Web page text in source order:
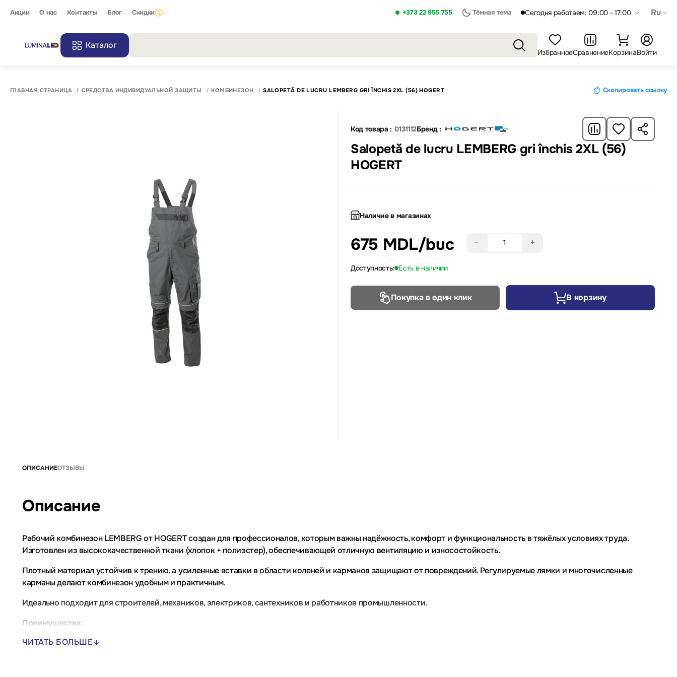
Акции О нас Контакты Блог Скидки +373 22 955 755 Тёмная тема Сегодня работаем: 09:00 - 17:00 Ru
Каталог
ИзбранноеСравнениеКорзинаВойти
ГЛАВНАЯ СТРАНИЦА СРЕДСТВА ИНДИВИДУАЛЬНОЙ ЗАЩИТЫ КОМБИНЕЗОН SALOPETĂ DE LUCRU LEMBERG GRI ÎNCHIS 2XL (56) HOGERT Скопировать ссылку
Код товара : 0131112Бренд :
Salopetă de lucru LEMBERG gri închis 2XL (56)
HOGERT
Наличие в магазинах
675 MDL/buc − +
Доступность: Есть в наличии
Покупка в один клик В корзину
ОПИСАНИЕОТЗЫВЫ
Описание
Рабочий комбинезон LEMBERG от HOGERT создан для профессионалов, которым важны надёжность, комфорт и функциональность в тяжёлых условиях труда.
Изготовлен из высококачественной ткани (хлопок + полиэстер), обеспечивающей отличную вентиляцию и износостойкость.
Плотный материал устойчив к трению, а усиленные вставки в области коленей и карманов защищают от повреждений. Регулируемые лямки и многочисленные
карманы делают комбинезон удобным и практичным.
Идеально подходит для строителей, механиков, электриков, сантехников и работников промышленности.
Преимущества:
Прочная ткань (хлопок + полиэстер);
ЧИТАТЬ БОЛЬШЕ